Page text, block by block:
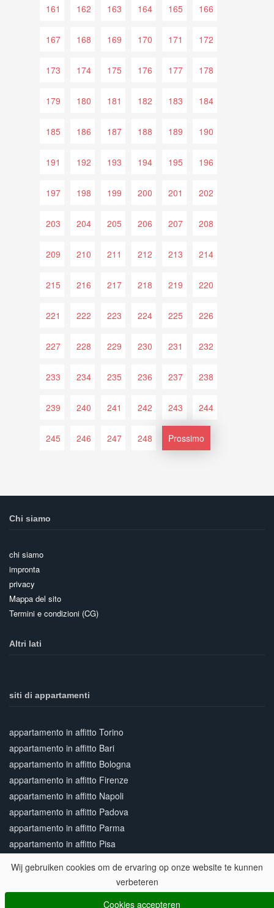
Wij gebruiken cookies om de ervaring op onze website te kunnen
verbeteren
Cookies accepteren
161 162 163 164 165 166
167 168 169 170 171 172
173 174 175 176 177 178
179 180 181 182 183 184
185 186 187 188 189 190
191 192 193 194 195 196
197 198 199 200 201 202
203 204 205 206 207 208
209 210 211 212 213 214
215 216 217 218 219 220
221 222 223 224 225 226
227 228 229 230 231 232
233 234 235 236 237 238
239 240 241 242 243 244
245 246 247 248 Prossimo
Chi siamo
chi siamo
impronta
privacy
Mappa del sito
Termini e condizioni (CG)
Altri lati
siti di appartamenti
appartamento in affitto Torino
appartamento in affitto Bari
appartamento in affitto Bologna
appartamento in affitto Firenze
appartamento in affitto Napoli
appartamento in affitto Padova
appartamento in affitto Parma
appartamento in affitto Pisa
appartamento in affitto Siena
appartamento in affitto Venezia